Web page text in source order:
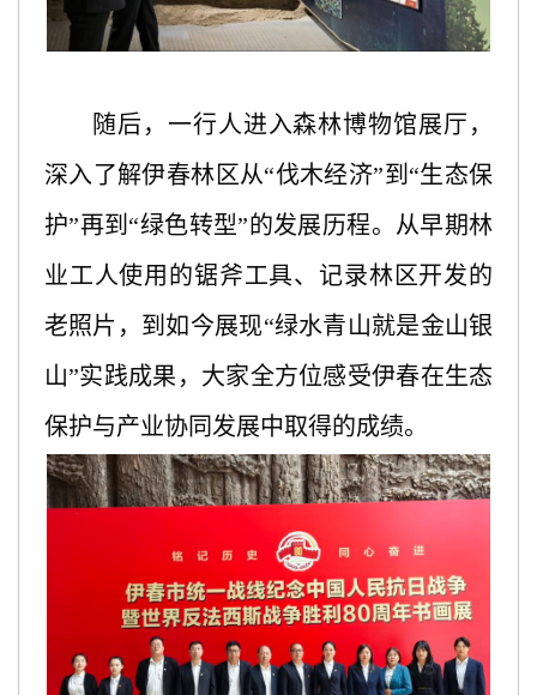
随后，一行人进入森林博物馆展厅，
深入了解伊春林区从“伐木经济”到“生态保
护”再到“绿色转型”的发展历程。从早期林
业工人使用的锯斧工具、记录林区开发的
老照片，到如今展现“绿水青山就是金山银
山”实践成果 ， 大家全方位感受伊春在生态
保护与产业协同发展中取得的成绩。